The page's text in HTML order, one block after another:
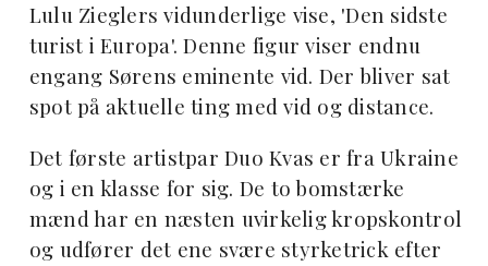
Lulu Zieglers vidunderlige vise, 'Den sidste
turist i Europa'. Denne figur viser endnu
engang Sørens eminente vid. Der bliver sat
spot på aktuelle ting med vid og distance.
Det første artistpar Duo Kvas er fra Ukraine
og i en klasse for sig. De to bomstærke
mænd har en næsten uvirkelig kropskontrol
og udfører det ene svære styrketrick efter